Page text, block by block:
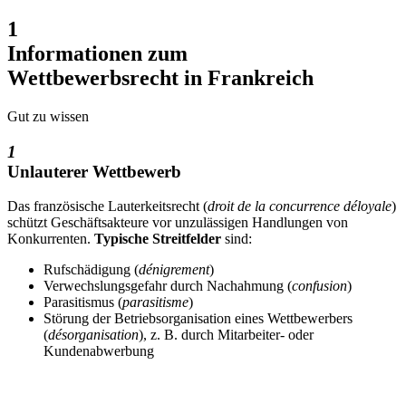
1
Informationen zum
Wettbewerbsrecht in Frankreich
Gut zu wissen
1
Unlauterer Wettbewerb
Das französische Lauterkeitsrecht (droit de la concurrence déloyale)
schützt Geschäftsakteure vor unzulässigen Handlungen von
Konkurrenten. Typische Streitfelder sind:
Rufschädigung (dénigrement)
Verwechslungsgefahr durch Nachahmung (confusion)
Parasitismus (parasitisme)
Störung der Betriebsorganisation eines Wettbewerbers
(désorganisation), z. B. durch Mitarbeiter- oder
Kundenabwerbung